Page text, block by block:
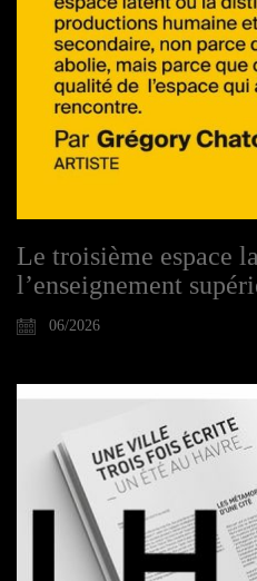
Le troisième espace
l’enseignement
06/2026